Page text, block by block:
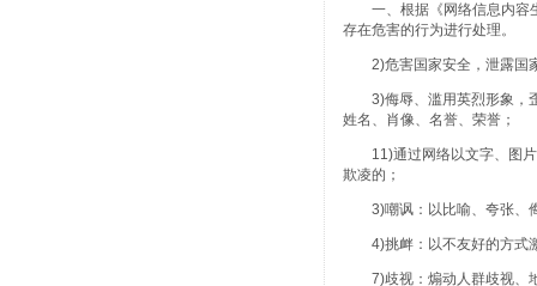
一、根据《网络信息内容生
存在危害的行为进行处理。
2)危害国家安全，泄露国家
3)侮辱、滥用英烈形象，歪
姓名、肖像、名誉、荣誉；
11)通过网络以文字、图片
欺凌的；
3)嘲讽：以比喻、夸张、侮
4)挑衅：以不友好的方式激
7)歧视：煽动人群歧视、地